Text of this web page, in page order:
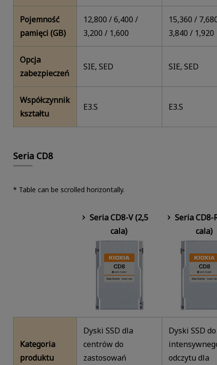
Pojemność
pamięci (GB)
12,800 / 6,400 /
3,200 / 1,600
15,360 /
3,840 / 1,920
Opcja
zabezpieczeń
SIE, SED SIE, SED
Współczynnik
kształtu
E3.S E3.S
Seria CD8
* Table can be scrolled horizontally.
Seria CD8-V (2,5
cala)
Seria CD8-
cala)
Kategoria
produktu
Dyski SSD dla
centrów do
zastosowań
Dyski SSD do
odczytu dla